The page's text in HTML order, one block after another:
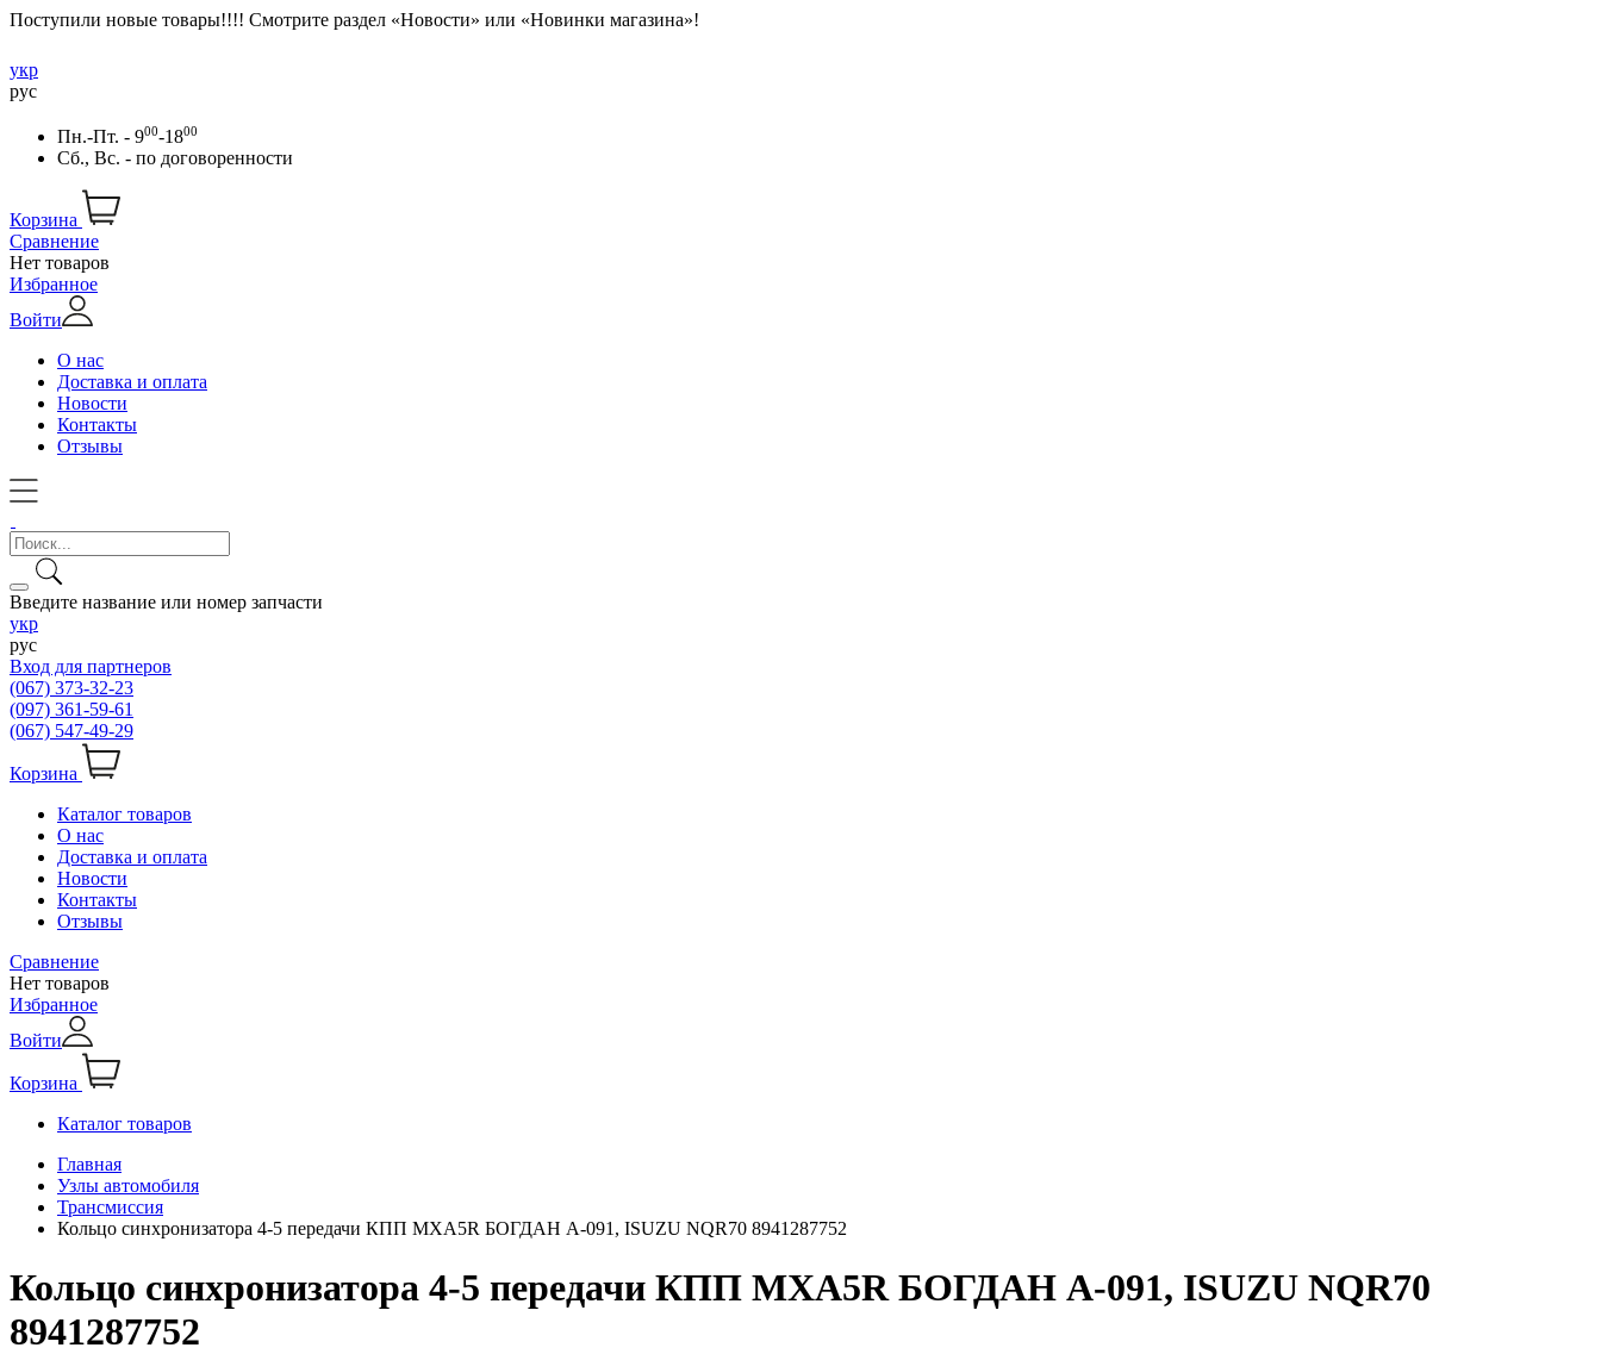
Поступили новые товары!!!! Смотрите раздел «Новости» или «Новинки магазина»!
укр
рус
Пн.-Пт. - 900-1800
Сб., Вс. - по договоренности
Корзина
Сравнение
Нет товаров
Избранное
Войти
О нас
Доставка и оплата
Новости
Контакты
Отзывы
Введите название или номер запчасти
укр
рус
Вход для партнеров
(067) 373-32-23
(097) 361-59-61
(067) 547-49-29
Корзина
Каталог товаров
О нас
Доставка и оплата
Новости
Контакты
Отзывы
Сравнение
Нет товаров
Избранное
Войти
Корзина
Каталог товаров
Главная
Узлы автомобиля
Трансмиссия
Кольцо синхронизатора 4-5 передачи КПП MXA5R БОГДАН А-091, ISUZU NQR70 8941287752
Кольцо синхронизатора 4-5 передачи КПП MXA5R БОГДАН А-091, ISUZU NQR70
8941287752